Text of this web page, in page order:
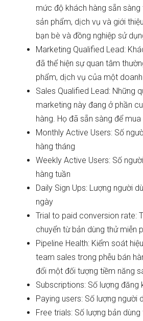
mức độ khách hàng sẵn
sản phẩm, dịch vụ và giới
bạn bè và đồng nghiệp sử
Marketing Qualified Lead:
đã thể hiện sự quan tâm
phẩm, dịch vụ của một doanh
Sales Qualified Lead: Những
marketing này đang ở phần
hàng. Họ đã sẵn sàng để
Monthly Active Users: Số
hàng tháng
Weekly Active Users: Số
hàng tuần
Daily Sign Ups: Lượng người
ngày
Trial to paid conversion rate:
chuyển từ bản dùng thử miễn
Pipeline Health: Kiểm soát
team sales trong phễu bán
đổi một đối tượng tiềm năng
Subscriptions: Số lượng đăng
Paying users: Số lượng người
Free trials: Số lượng bản dùng